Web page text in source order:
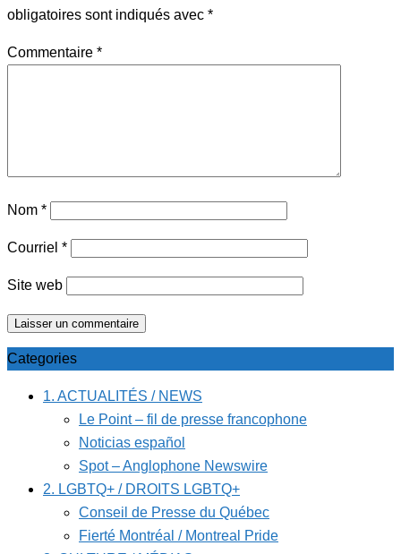
obligatoires sont indiqués avec *
Commentaire *
Nom *
Courriel *
Site web
Categories
1. ACTUALITÉS / NEWS
Le Point – fil de presse francophone
Noticias español
Spot – Anglophone Newswire
2. LGBTQ+ / DROITS LGBTQ+
Conseil de Presse du Québec
Fierté Montréal / Montreal Pride